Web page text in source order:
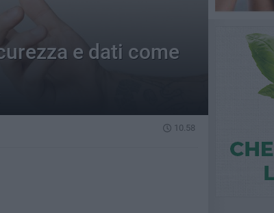
e dati come
10.58